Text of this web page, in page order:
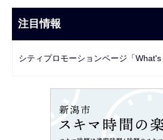
こ
ま
で
ビ
ー
注目情報
シティプロモーションページ「What's